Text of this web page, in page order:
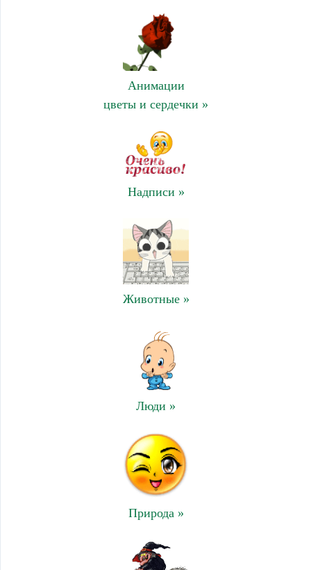
Анимации
цветы и сердечки »
Надписи »
Животные »
Люди »
Природа »